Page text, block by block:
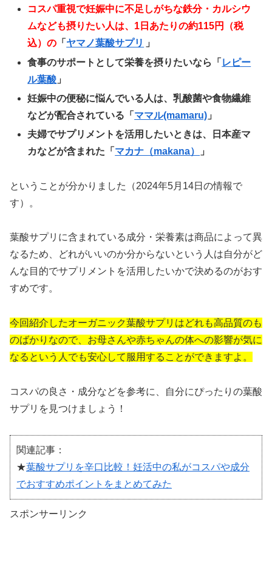
コスパ重視で妊娠中に不足しがちな鉄分・カルシウ
ムなども摂りたい人は、1日あたりの約115円（税
込）の 「 ヤマノ葉酸サプリ
」
食事のサポートとして栄養を摂りたいなら「 レピー
ル葉酸 」
妊娠中の便秘に悩んでいる人は、乳酸菌や食物繊維
などが配合されている「 ママル(mamaru) 」
夫婦でサプリメントを活用したいときは、日本産マ
カなどが含まれた「 マカナ（makana） 」
ということが分かりました（2024年5月14日の情報で
す）。
葉酸サプリに含まれている成分・栄養素は商品によって異
なるため、どれがいいのか分からないという人は自分がど
んな目的でサプリメントを活用したいかで決めるのがおす
すめです。
今回紹介したオーガニック葉酸サプリはどれも高品質のも
のばかりなので、お母さんや赤ちゃんの体への影響が気に
なるという人でも安心して服用することができますよ。
コスパの良さ・成分などを参考に、自分にぴったりの葉酸
サプリを見つけましょう！
関連記事：
★葉酸サプリを辛口比較！妊活中の私がコスパや成分
でおすすめポイントをまとめてみた
スポンサーリンク